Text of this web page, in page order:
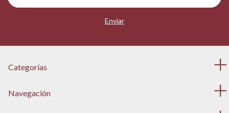
Categorías
Navegación